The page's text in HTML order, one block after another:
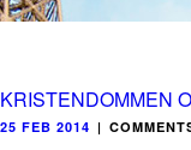
KRISTENDOMMEN
25 FEB 2014 |